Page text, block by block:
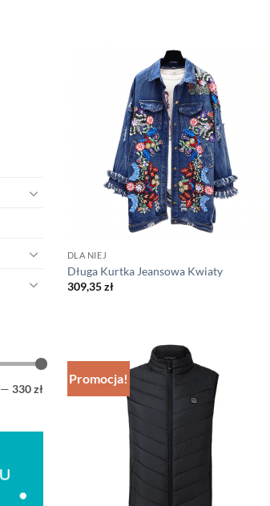
— 330 zł
DLA NIEJ
Długa Kurtka Jeansowa Kwiaty
309,35zł
Promocja!